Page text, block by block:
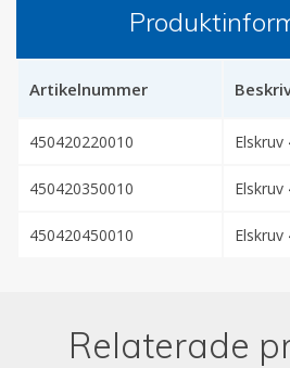
Artikelnummer
450420220010 Elskruv
450420350010 Elskruv
450420450010 Elskruv
Relaterade